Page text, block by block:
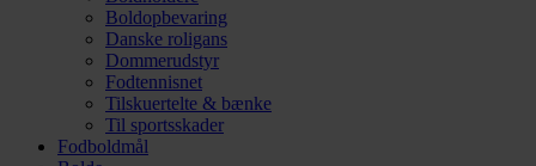
Boldopbevaring
Danske roligans
Dommerudstyr
Fodtennisnet
Tilskuertelte & bænke
Til sportsskader
Fodboldmål